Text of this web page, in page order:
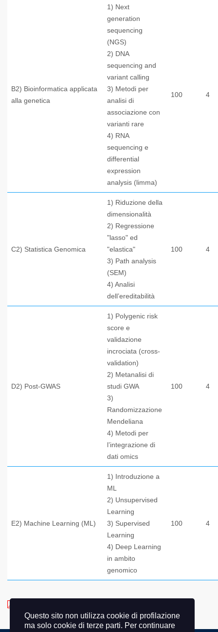
B2) Bioinformatica applicata
alla genetica
1) Next
generation
sequencing
(NGS)
2) DNA
sequencing and
variant calling
3) Metodi per
analisi di
associazione con
varianti rare
4) RNA
sequencing e
differential
expression
analysis (limma)
100 4
C2) Statistica Genomica
1) Riduzione della
dimensionalità
2) Regressione
"lasso" ed
"elastica"
3) Path analysis
(SEM)
4) Analisi
dell’ereditabilità
100 4
D2) Post-GWAS
1) Polygenic risk
score e
validazione
incrociata (cross-
validation)
2) Metanalisi di
studi GWA
3)
Randomizzazione
Mendeliana
4) Metodi per
l’integrazione di
dati omics
100 4
E2) Machine Learning (ML)
1) Introduzione a
ML
2) Unsupervised
Learning
3) Supervised
Learning
4) Deep Learning
in ambito
genomico
100 4
Questo sito non utilizza cookie di profilazione
ma solo cookie di terze parti. Per continuare